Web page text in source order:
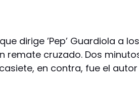
dirige ’Pep’ Guardiola a los
remate cruzado. Dos
en contra, fue el